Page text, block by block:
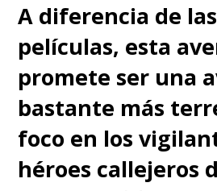
A diferencia de
películas, esta
promete ser una
bastante más
foco en los
héroes callejeros